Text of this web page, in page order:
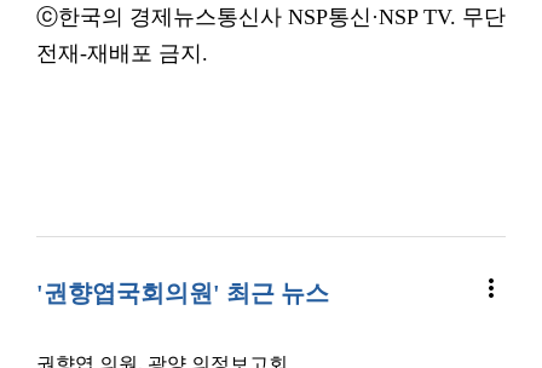
ⓒ한국의 경제뉴스통신사 NSP통신·NSP TV. 무단
전재-재배포 금지.
'권향엽국회의원' 최근 뉴스 more_vert
권향엽 의원, 광양 의정보고회